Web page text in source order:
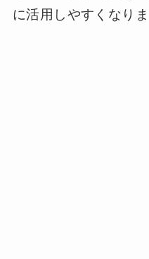
に活用しやすくなりま